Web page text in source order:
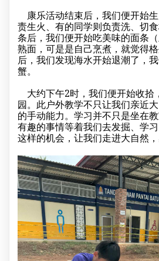
康乐活动结束后，我们便开始
责生火、有的同学则负责洗、切
条后，我们便开始吃美味的面条
熟面，可是是自己烹煮，就觉得
后，我们发现海水开始退潮了，
蟹。
大约下午2时，我们便开始收拾
园。此户外教学不只让我们亲近
的手动能力。学习并不只是坐在
有趣的事情等着我们去发掘、学
这样的机会，让我们走进大自然，